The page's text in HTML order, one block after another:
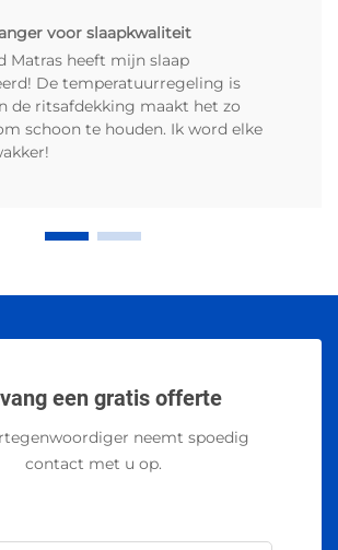
voor slaapkwaliteit
Matras heeft mijn slaap
De temperatuurregeling is
de ritsafdekking maakt het zo
schoon te houden. Ik word elke
een gratis offerte
neemt spoedig
contact met u op.